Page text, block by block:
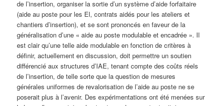
de l’insertion, organiser la sortie d’un système d’aide forfaitaire
(aide au poste pour les El, contrats aidés pour les ateliers et
chantiers d’insertion), et se sont prononcés en faveur de la
généralisation d’une « aide au poste modulable et encadrée ». Il
est clair qu’une telle aide modulable en fonction de critères à
définir, actuellement en discussion, doit permettre un soutien
différencié aux structures d’IAE, tenant compte des coûts réels
de l’insertion, de telle sorte que la question de mesures
générales uniformes de revalorisation de l’aide au poste ne se
poserait plus à l’avenir. Des expérimentations ont été menées sur